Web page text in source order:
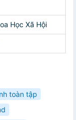
Học Xã Hội
toàn tập